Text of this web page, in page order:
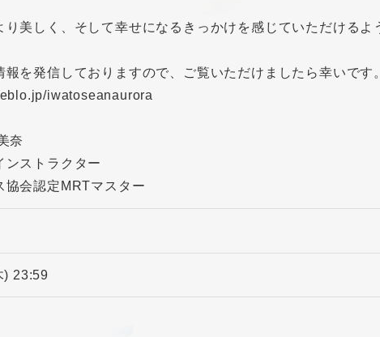
り美しく、そして幸せになるきっかけを感じていただけるよ
報を発信しておりますので、ご覧いただけましたら幸いです。
iwatoseanaurora
奈
ンストラクター
協会認定MRTマスター
) 23:59